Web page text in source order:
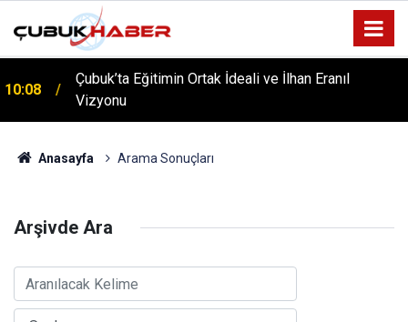
10:08
Çubuk’ta Eğitimin Ortak İdeali ve İlhan Eranıl
Vizyonu
Anasayfa Arama Sonuçları
Arşivde Ara